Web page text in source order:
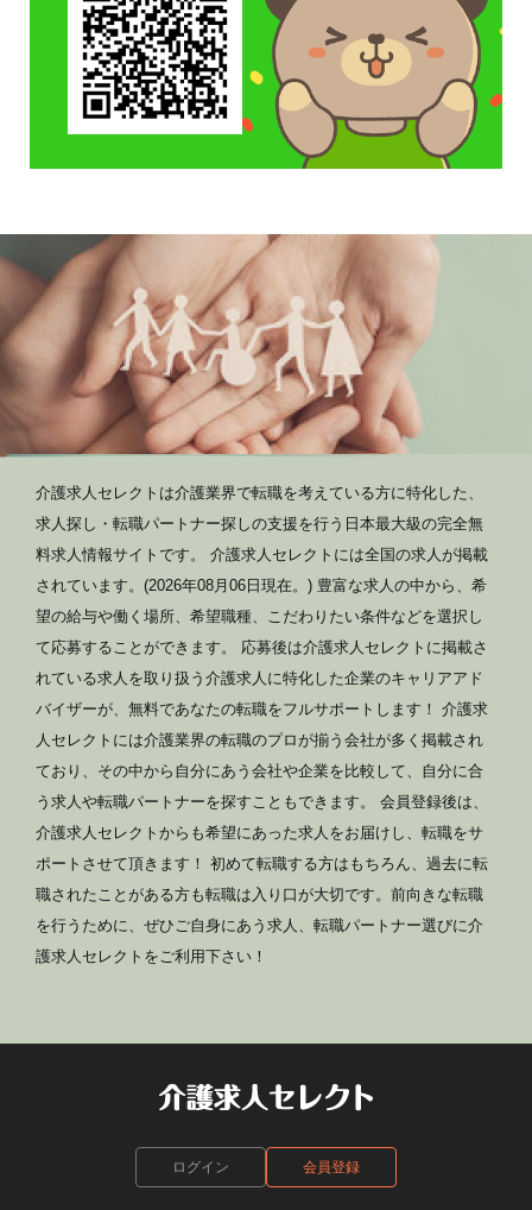
介護求人セレクトは介護業界で転職を考えている方に特化した、
求人探し・転職パートナー探しの支援を行う日本最大級の完全無
料求人情報サイトです。 介護求人セレクトには全国の求人が掲載
されています。(2026年08月06日現在。) 豊富な求人の中から、希
望の給与や働く場所、希望職種、こだわりたい条件などを選択し
て応募することができます。 応募後は介護求人セレクトに掲載さ
れている求人を取り扱う介護求人に特化した企業のキャリアアド
バイザーが、無料であなたの転職をフルサポートします！ 介護求
人セレクトには介護業界の転職のプロが揃う会社が多く掲載され
ており、その中から自分にあう会社や企業を比較して、自分に合
う求人や転職パートナーを探すこともできます。 会員登録後は、
介護求人セレクトからも希望にあった求人をお届けし、転職をサ
ポートさせて頂きます！ 初めて転職する方はもちろん、過去に転
職されたことがある方も転職は入り口が大切です。前向きな転職
を行うために、ぜひご自身にあう求人、転職パートナー選びに介
護求人セレクトをご利用下さい！
ログイン 会員登録